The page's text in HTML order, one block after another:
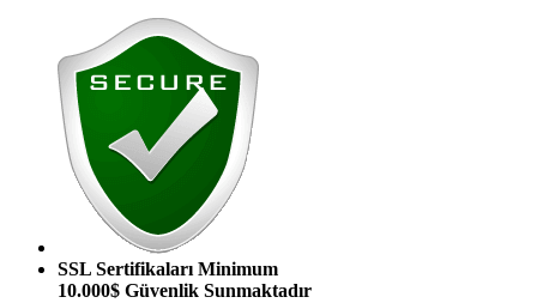
SSL Sertifikaları Minimum
10.000$ Güvenlik Sunmaktadır